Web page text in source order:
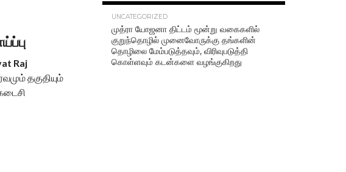
Raj
தகுதியும்
UNCATEGORIZED
முத்ரா யோஜனா திட்டம் மூன்று வகைகளில்
குறுந்தொழில் முனைவோருக்கு தங்களின்
தொழிலை மேம்படுத்தவும், விரிவுபடுத்தி
கொள்ளவும் கடன்களை வழங்குகிறது